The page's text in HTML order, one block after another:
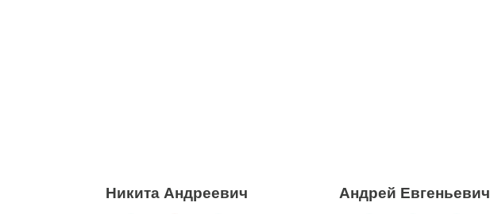
Никита Андреевич Андрей Евгеньевич